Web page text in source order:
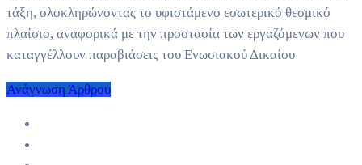
τάξη, ολοκληρώνοντας το υφιστάμενο εσωτερικό θεσμικό
πλαίσιο, αναφορικά με την προστασία των εργαζόμενων που
καταγγέλλουν παραβιάσεις του Ενωσιακού Δικαίου
Ανάγνωση Άρθρου